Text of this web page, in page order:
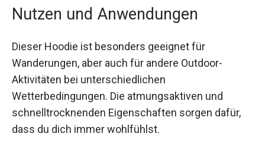
Nutzen und Anwendungen
Dieser Hoodie ist besonders geeignet für
Wanderungen, aber auch für andere Outdoor-
Aktivitäten bei unterschiedlichen
Wetterbedingungen. Die atmungsaktiven und
schnelltrocknenden Eigenschaften sorgen dafür,
dass du dich immer wohlfühlst.